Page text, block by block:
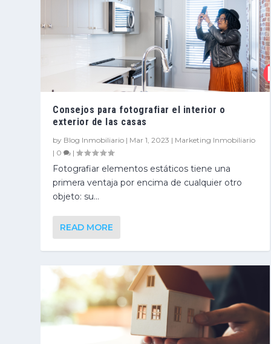
Consejos para fotografiar el interior o
exterior de las casas
by Blog Inmobiliario | Mar 1, 2023 | Marketing Inmobiliario
| 0 |
Fotografiar elementos estáticos tiene una
primera ventaja por encima de cualquier otro
objeto: su...
READ MORE